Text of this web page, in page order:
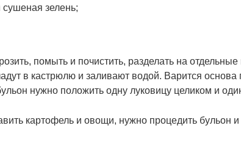
зелень;
помыть и почистить, разделать на
в кастрюлю и заливают водой. Варится основа
нужно положить одну луковицу целиком и
картофель и овощи, нужно процедить бульон